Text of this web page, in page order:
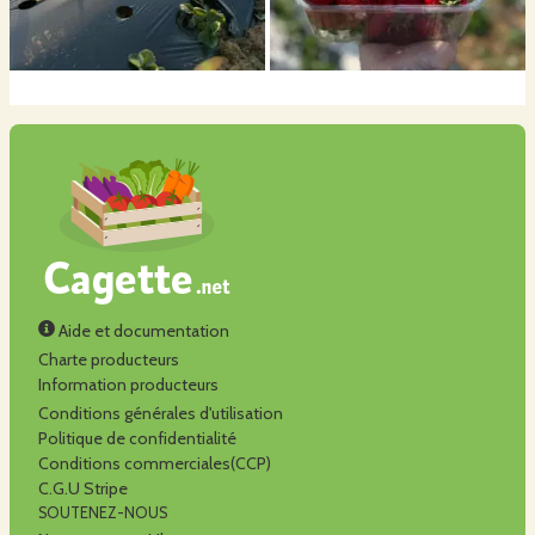
Aide et documentation
Charte producteurs
Information producteurs
Conditions générales d'utilisation
Politique de confidentialité
Conditions commerciales(CCP)
C.G.U Stripe
SOUTENEZ-NOUS